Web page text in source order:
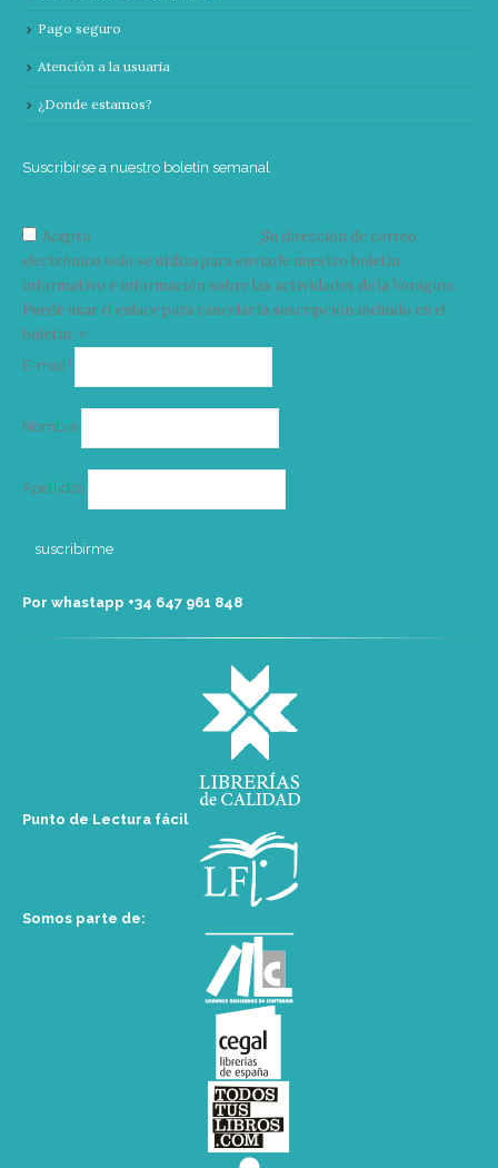
Pago seguro
Atención a la usuaria
¿Donde estamos?
Suscribirse a nuestro boletín semanal
Acepto
Su dirección de correo
electrónico solo se utiliza para enviarle nuestro boletín
informativo e información sobre las actividades de la Vorágine.
Puede usar el enlace para cancelar la suscripción incluido en el
boletín. >
E-mail*
Nombre
Apellidos
Por whastapp +34 ‭647 961 848‬
Punto de Lectura fácil
Somos parte de: